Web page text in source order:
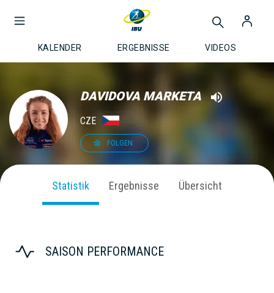
KALENDER ERGEBNISSE VIDEOS
DAVIDOVA MARKETA
CZE
FOLGEN
Statistik Ergebnisse Übersicht
SAISON PERFORMANCE